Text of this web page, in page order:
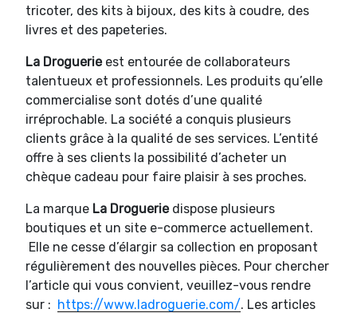
tricoter, des kits à bijoux, des kits à coudre, des
livres et des papeteries.
La Droguerie est entourée de collaborateurs
talentueux et professionnels. Les produits qu’elle
commercialise sont dotés d’une qualité
irréprochable. La société a conquis plusieurs
clients grâce à la qualité de ses services. L’entité
offre à ses clients la possibilité d’acheter un
chèque cadeau pour faire plaisir à ses proches.
La marque La Droguerie dispose plusieurs
boutiques et un site e-commerce actuellement.
Elle ne cesse d’élargir sa collection en proposant
régulièrement des nouvelles pièces. Pour chercher
l’article qui vous convient, veuillez-vous rendre
sur : https://www.ladroguerie.com/. Les articles